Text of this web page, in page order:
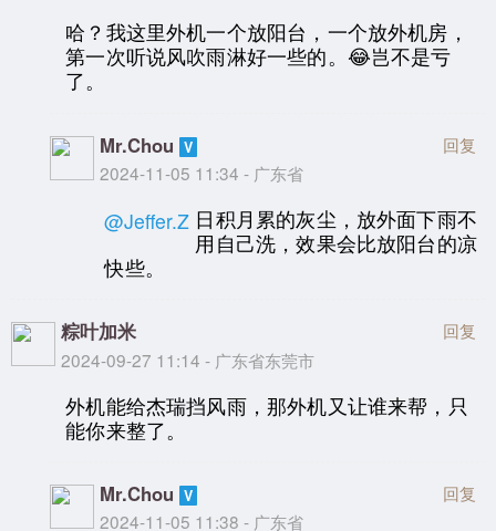
哈？我这里外机一个放阳台，一个放外机房，
第一次听说风吹雨淋好一些的。😂岂不是亏
了。
Mr.Chou
2024-11-05 11:34 - 广东省
回复
@Jeffer.Z 日积月累的灰尘，放外面下雨不
用自己洗，效果会比放阳台的凉
快些。
粽叶加米
2024-09-27 11:14 - 广东省东莞市
回复
外机能给杰瑞挡风雨，那外机又让谁来帮，只
能你来整了。
Mr.Chou
2024-11-05 11:38 - 广东省
回复